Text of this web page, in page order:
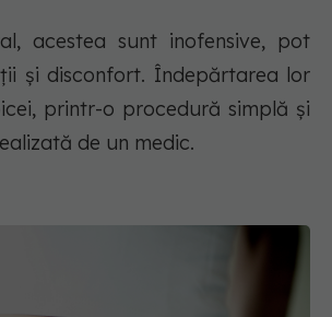
acestea sunt inofensive, pot
și disconfort. Îndepărtarea lor
printr-o procedură simplă și
de un medic.